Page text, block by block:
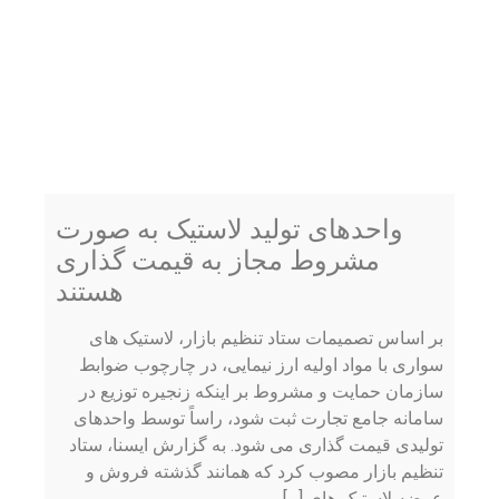
واحدهای تولید لاستیک به صورت
مشروط مجاز به قیمت گذاری
هستند
بر اساس تصمیمات ستاد تنظیم بازار، لاستیک های
سواری با مواد اولیه ارز نیمایی، در چارچوب ضوابط
سازمان حمایت و مشروط بر اینکه زنجیره توزیع در
سامانه جامع تجارت ثبت شود، راساً توسط واحدهای
تولیدی قیمت گذاری می شود. به گزارش ایسنا، ستاد
تنظیم بازار مصوب کرد که همانند گذشته فروش و